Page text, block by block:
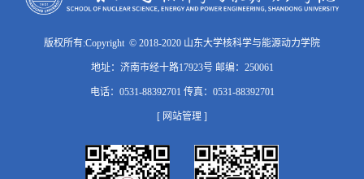
版权所有:Copyright © 2018-2020 山东大学核科学与能源动力学院
地址：济南市经十路17923号 邮编：250061
电话：0531-88392701 传真：0531-88392701
[ 网站管理 ]